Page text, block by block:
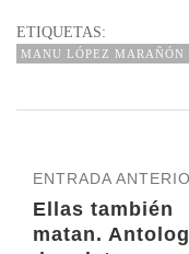
ETIQUETAS:
MANU LÓPEZ MARAÑÓN
ENTRADA
Ellas también
matan.